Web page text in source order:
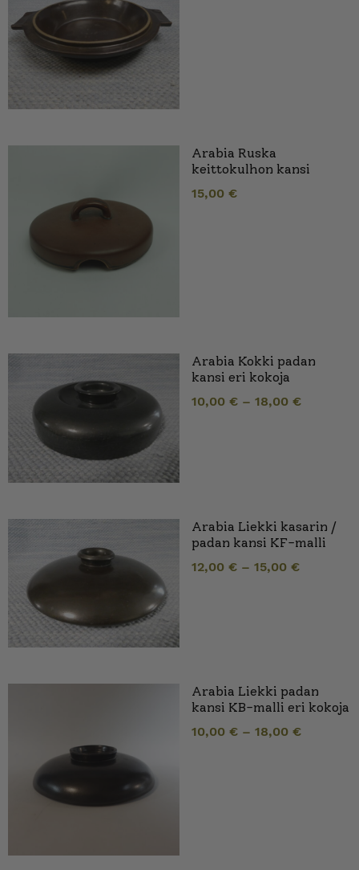
Arabia Ruska
keittokulhon kansi
15,00 €
Arabia Kokki padan
kansi eri kokoja
10,00 € – 18,00 €
Arabia Liekki kasarin /
padan kansi KF-malli
12,00 € – 15,00 €
Arabia Liekki padan
kansi KB-malli eri kokoja
10,00 € – 18,00 €